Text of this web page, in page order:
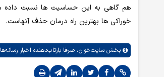
هم گاهی به این حساسیت ها نسبت داده
خوراکی ها بهترین راه درمان حذف آنهاست.
بخش سایت‌خوان، صرفا بازتاب‌دهنده اخبار